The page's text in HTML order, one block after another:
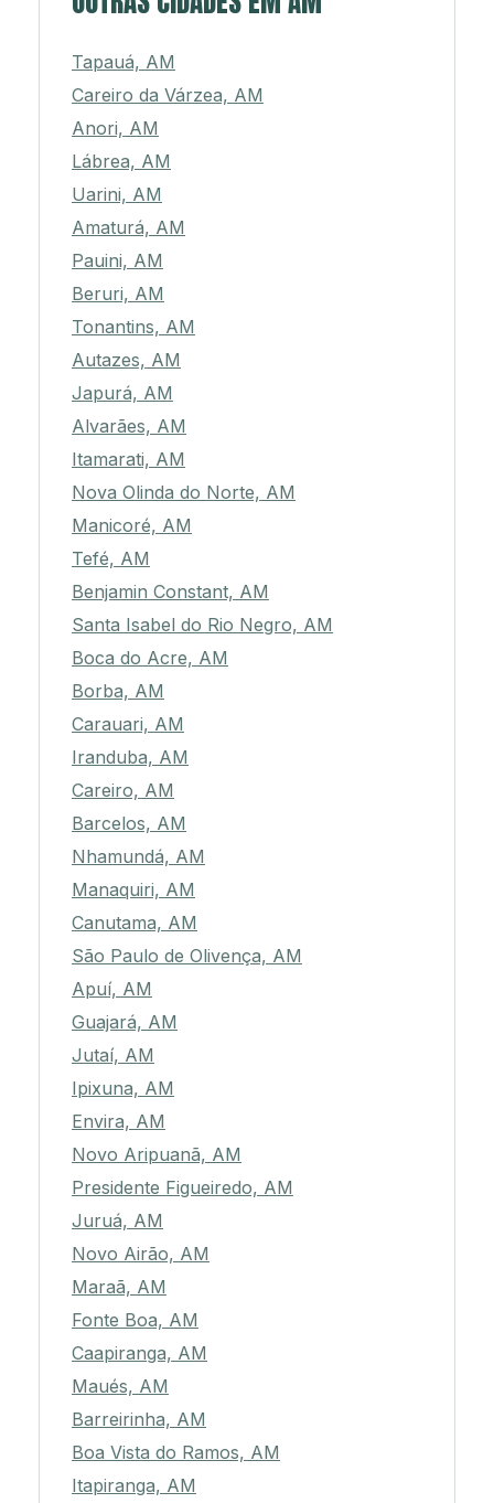
Tapauá, AM
Careiro da Várzea, AM
Anori, AM
Lábrea, AM
Uarini, AM
Amaturá, AM
Pauini, AM
Beruri, AM
Tonantins, AM
Autazes, AM
Japurá, AM
Alvarães, AM
Itamarati, AM
Nova Olinda do Norte, AM
Manicoré, AM
Tefé, AM
Benjamin Constant, AM
Santa Isabel do Rio Negro, AM
Boca do Acre, AM
Borba, AM
Carauari, AM
Iranduba, AM
Careiro, AM
Barcelos, AM
Nhamundá, AM
Manaquiri, AM
Canutama, AM
São Paulo de Olivença, AM
Apuí, AM
Guajará, AM
Jutaí, AM
Ipixuna, AM
Envira, AM
Novo Aripuanã, AM
Presidente Figueiredo, AM
Juruá, AM
Novo Airão, AM
Maraã, AM
Fonte Boa, AM
Caapiranga, AM
Maués, AM
Barreirinha, AM
Boa Vista do Ramos, AM
Itapiranga, AM